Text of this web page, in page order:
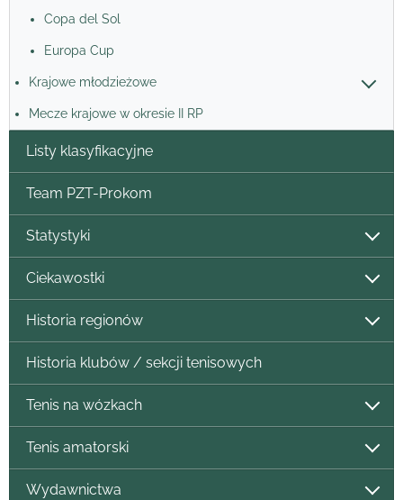
Copa del Sol
Europa Cup
Krajowe młodzieżowe
Mecze krajowe w okresie II RP
Listy klasyfikacyjne
Team PZT-Prokom
Statystyki
Ciekawostki
Historia regionów
Historia klubów / sekcji tenisowych
Tenis na wózkach
Tenis amatorski
Wydawnictwa